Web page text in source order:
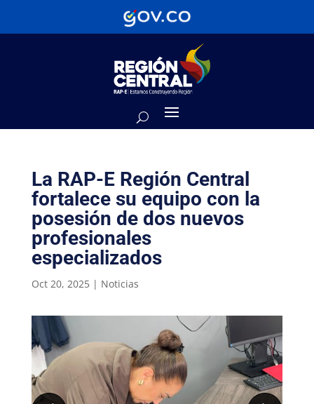
La RAP-E Región Central
fortalece su equipo con la
posesión de dos nuevos
profesionales
especializados
Oct 20, 2025| Noticias